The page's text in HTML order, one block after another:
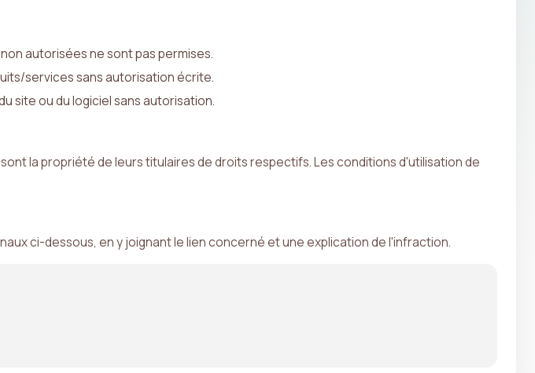
autorisées ne sont pas permises.
services sans autorisation écrite.
site ou du logiciel sans autorisation.
la propriété de leurs titulaires de droits respectifs. Les conditions d'utilisation de
ci-dessous, en y joignant le lien concerné et une explication de l'infraction.